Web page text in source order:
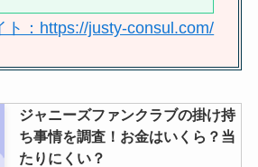
ト：https://justy-consul.com/
ジャニーズファンクラブの掛け持
ち事情を調査！お金はいくら？当
たりにくい？